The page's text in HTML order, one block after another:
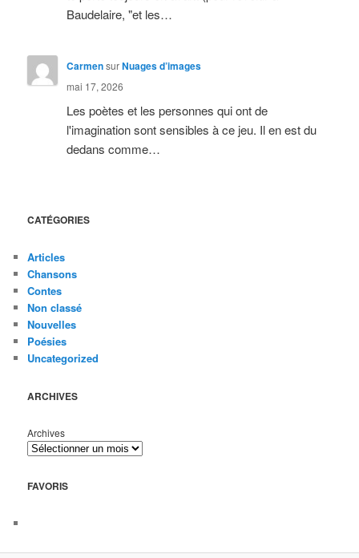
Baudelaire, "et les…
CarmensurNuages d’images
mai 17, 2026
Les poètes et les personnes qui ont de
l'imagination sont sensibles à ce jeu. Il en est du
dedans comme…
CATÉGORIES
Articles
Chansons
Contes
Non classé
Nouvelles
Poésies
Uncategorized
ARCHIVES
Archives
FAVORIS